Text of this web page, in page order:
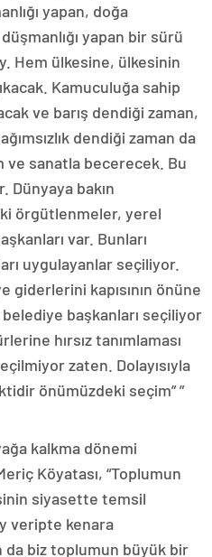
yapan, doğa
yapan bir sürü
Hem ülkesine, ülkesinin
Kamuculuğa sahip
ve barış dendiği zaman,
dendiği zaman da
ve sanatla becerecek. Bu
bakın
örgütlenmeler, yerel
var. Bunları
uygulayanlar seçiliyor.
giderlerini kapısının önüne
belediye başkanları seçiliyor
hırsız tanımlaması
zaten. Dolayısıyla
önümüzdeki seçim” ”
kalkma dönemi
Köyatası, “Toplumun
siyasette temsil
veripte kenara
da biz toplumun büyük bir